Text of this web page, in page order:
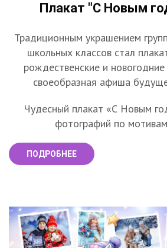
Плакат "С Новым
Традиционным украшением
школьных классов стал
рождественские и новогодние
своеобразная афиша
Чудесный плакат «С Новым
фотографий по
ПОДРОБНЕЕ